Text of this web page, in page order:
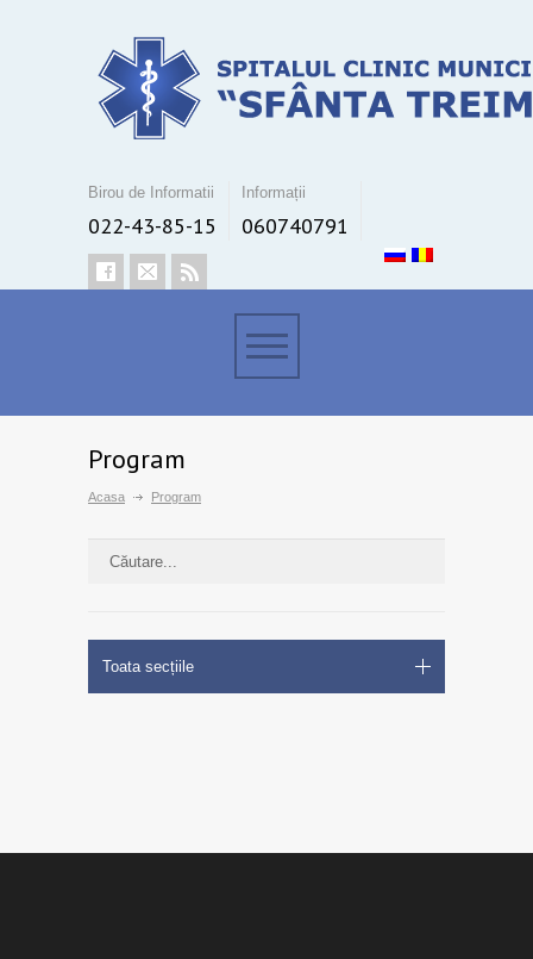
Birou de Informatii
022-43-85-15
Informații
060740791
Program
Acasa Program
Toata secțiile